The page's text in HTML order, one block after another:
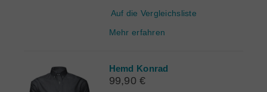
Auf die Vergleichsliste
Mehr erfahren
Hemd Konrad
99,90 €